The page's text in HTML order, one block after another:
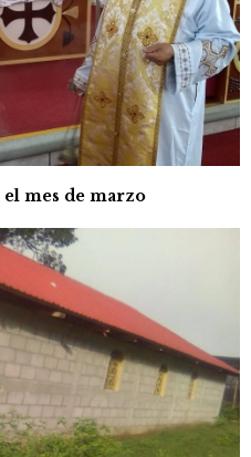
mes de marzo